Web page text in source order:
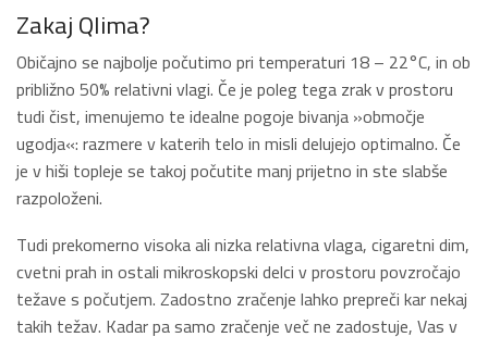
Zakaj Qlima?
Običajno se najbolje počutimo pri temperaturi 18 – 22°C, in ob
približno 50% relativni vlagi. Če je poleg tega zrak v prostoru
tudi čist, imenujemo te idealne pogoje bivanja »območje
ugodja«: razmere v katerih telo in misli delujejo optimalno. Če
je v hiši topleje se takoj počutite manj prijetno in ste slabše
razpoloženi.
Tudi prekomerno visoka ali nizka relativna vlaga, cigaretni dim,
cvetni prah in ostali mikroskopski delci v prostoru povzročajo
težave s počutjem. Zadostno zračenje lahko prepreči kar nekaj
takih težav. Kadar pa samo zračenje več ne zadostuje, Vas v